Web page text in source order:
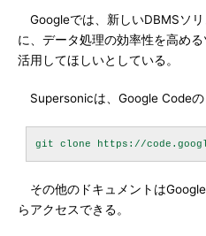
Googleでは、新しいDBMSソ
に、データ処理の効率性を高め
活用してほしいとしている。
Supersonicは、Google Codeの
その他のドキュメントは
らアクセスできる。